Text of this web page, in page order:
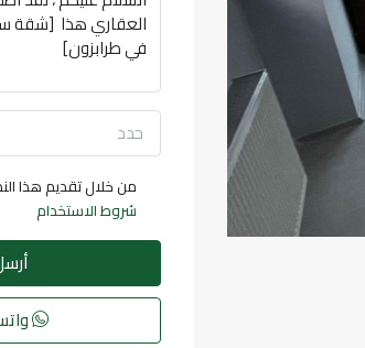
حدد
من خلال تقديم هذا
شروط الاستخدام